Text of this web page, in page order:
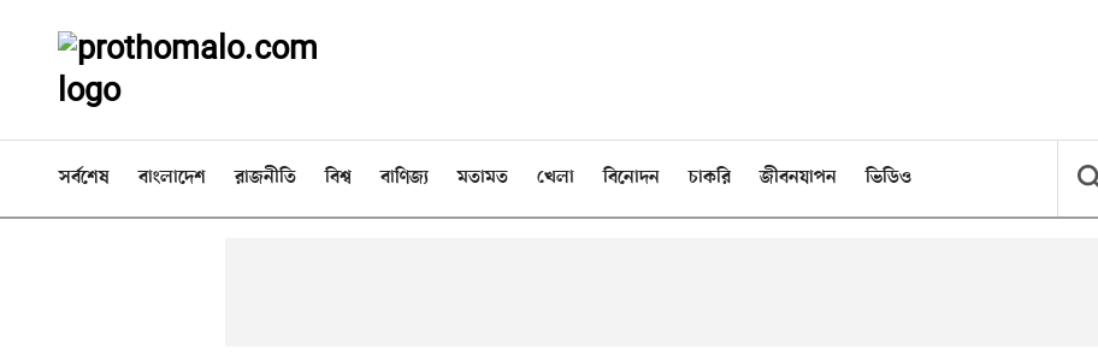
সর্বশেষ বাংলাদেশ রাজনীতি বিশ্ব বাণিজ্য মতামত খেলা বিনোদন চাকরি জীবনযাপন ভিডিও